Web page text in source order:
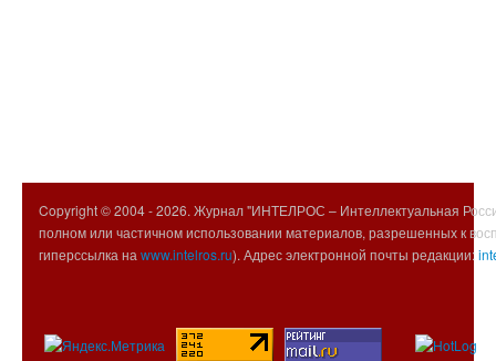
Copyright © 2004 -2026. Журнал "ИНТЕЛРОС – Интеллектуальная
полном или частичном использовании материалов, разрешенных к
гиперссылка на www.intelros.ru). Адрес электронной почты редакции: